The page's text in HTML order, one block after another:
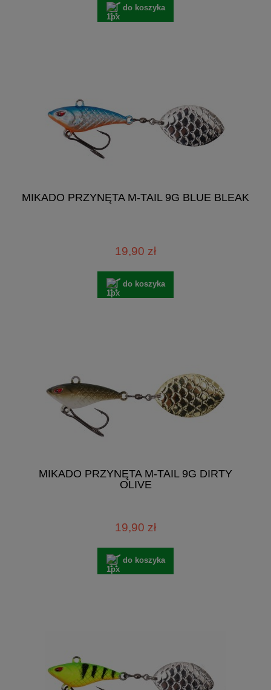
do koszyka
MIKADO PRZYNĘTA M-TAIL 9G BLUE BLEAK
19,90 zł
do koszyka
MIKADO PRZYNĘTA M-TAIL 9G DIRTY
OLIVE
19,90 zł
do koszyka